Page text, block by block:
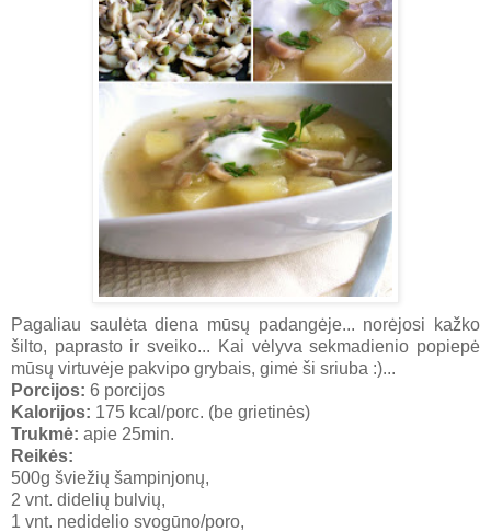
Pagaliau saulėta diena mūsų padangėje... norėjosi kažko
šilto, paprasto ir sveiko... Kai vėlyva sekmadienio popiepė
mūsų virtuvėje pakvipo grybais, gimė ši sriuba :)...
Porcijos: 6 porcijos
Kalorijos: 175 kcal/porc. (be grietinės)
Trukmė: apie 25min.
Reikės:
500g šviežių šampinjonų,
2 vnt. didelių bulvių,
1 vnt. nedidelio svogūno/poro,